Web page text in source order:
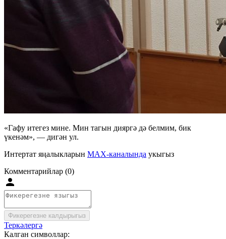
«Гафу итегез мине. Мин тагын дияргә дә белмим, бик
үкенәм», — дигән ул.
Интертат яңалыкларын MAX-каналында укыгыз
Комментарийлар (0)
Фикерегезне калдырыгыз
Теркәлергә
Калган символлар: